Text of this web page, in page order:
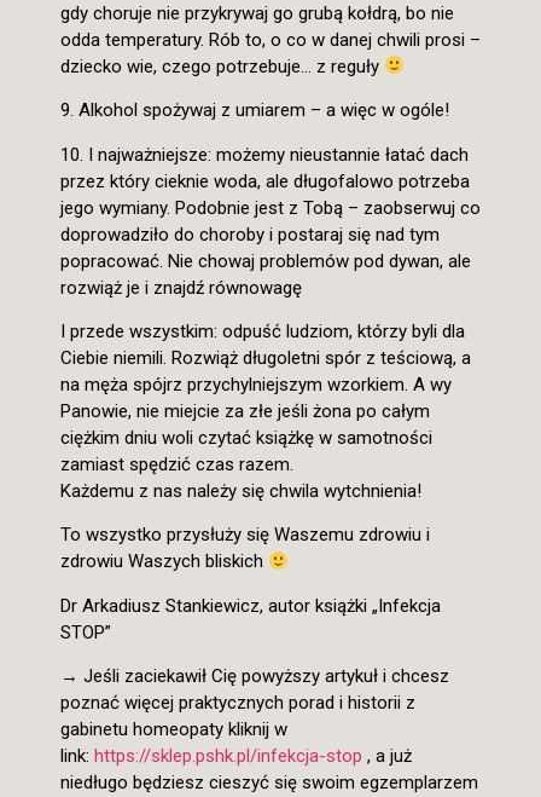
gdy choruje nie przykrywaj go grubą kołdrą, bo nie
odda temperatury. Rób to, o co w danej chwili prosi –
dziecko wie, czego potrzebuje… z reguły
9. Alkohol spożywaj z umiarem – a więc w ogóle!
10. I najważniejsze: możemy nieustannie łatać dach
przez który cieknie woda, ale długofalowo potrzeba
jego wymiany. Podobnie jest z Tobą – zaobserwuj co
doprowadziło do choroby i postaraj się nad tym
popracować. Nie chowaj problemów pod dywan, ale
rozwiąż je i znajdź równowagę
I przede wszystkim: odpuść ludziom, którzy byli dla
Ciebie niemili. Rozwiąż długoletni spór z teściową, a
na męża spójrz przychylniejszym wzorkiem. A wy
Panowie, nie miejcie za złe jeśli żona po całym
ciężkim dniu woli czytać książkę w samotności
zamiast spędzić czas razem.
Każdemu z nas należy się chwila wytchnienia!
To wszystko przysłuży się Waszemu zdrowiu i
zdrowiu Waszych bliskich
Dr Arkadiusz Stankiewicz, autor książki „Infekcja
STOP”
→ Jeśli zaciekawił Cię powyższy artykuł i chcesz
poznać więcej praktycznych porad i historii z
gabinetu homeopaty kliknij w
link: https://sklep.pshk.pl/infekcja-stop , a już
niedługo będziesz cieszyć się swoim egzemplarzem